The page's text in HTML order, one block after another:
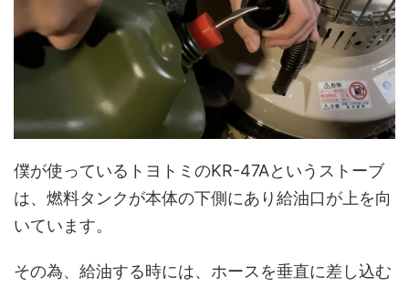
僕が使っているトヨトミのKR-47Aというストーブ
は、燃料タンクが本体の下側にあり給油口が上を向
いています。
その為、給油する時には、ホースを垂直に差し込む